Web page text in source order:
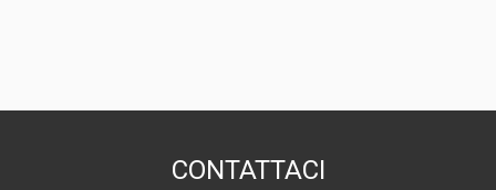
VOLKSWAGEN Touran 3° SerieCONTATTACI